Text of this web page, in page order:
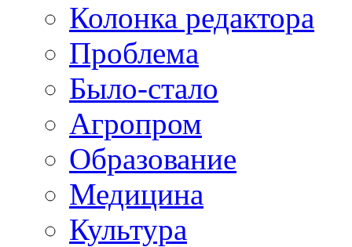
Колонка редактора
Проблема
Было-стало
Агропром
Образование
Медицина
Культура